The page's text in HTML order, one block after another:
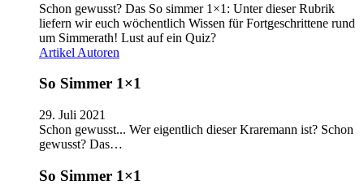
Schon gewusst? Das So simmer 1×1: Unter dieser Rubrik
liefern wir euch wöchentlich Wissen für Fortgeschrittene rund
um Simmerath! Lust auf ein Quiz?
Artikel Autoren
So Simmer 1×1
29. Juli 2021
Schon gewusst... Wer eigentlich dieser Kraremann ist? Schon
gewusst? Das…
So Simmer 1×1